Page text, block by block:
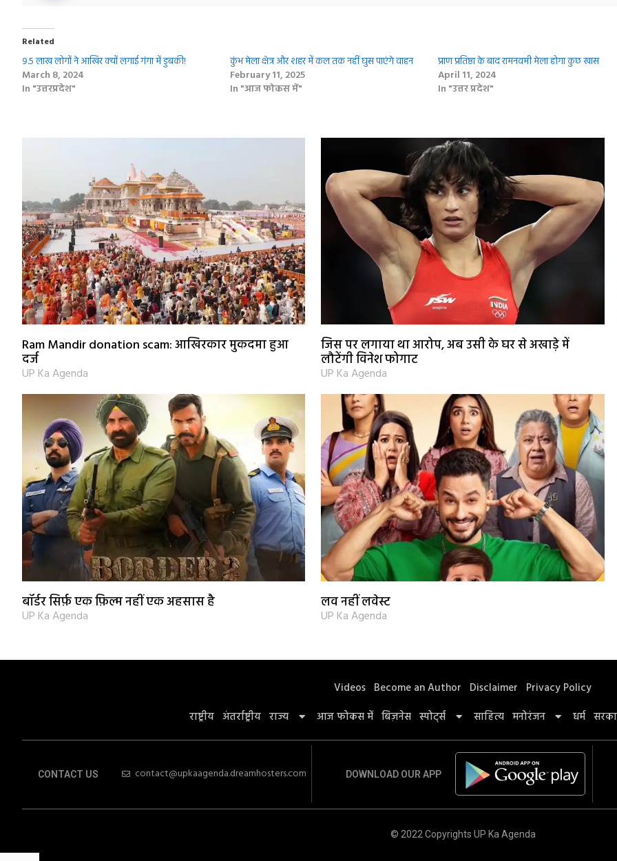
Related
9.5 लाख लोगों ने आखिर क्‍यों लगाई गंगा में डुबकी!
March 8, 2024
In "उत्तरप्रदेश"
कुंभ मेला क्षेत्र और शहर में कल तक न‍हीं घुस पाएंगे वाहन
February 11, 2025
In "आज फोकस में"
प्राण प्रतिष्ठा के बाद रामनवमी मेला होगा कुछ खास
April 11, 2024
In "उत्तर प्रदेश"
Ram Mandir donation scam: आखिरकार मुकदमा हुआ
दर्ज
UP Ka Agenda
जिस पर लगाया था आरोप, अब उसी के घर से अखाड़े में
लौटेंगी विनेश फोगाट
UP Ka Agenda
बॉर्डर सिर्फ़ एक फ़िल्म नहीं एक अहसास है
UP Ka Agenda
लव नहीं लवेस्ट
UP Ka Agenda
Videos Become an Author Disclaimer Privacy Policy
राष्ट्रीय अंतर्राष्ट्रीय राज्य आज फोकस में बिज़नेस स्पोर्ट्स साहित्य मनोरंजन धर्म
CONTACT US contact@upkaagenda.dreamhosters.com DOWNLOAD OUR APP
© 2022 Copyrights UP Ka Agenda